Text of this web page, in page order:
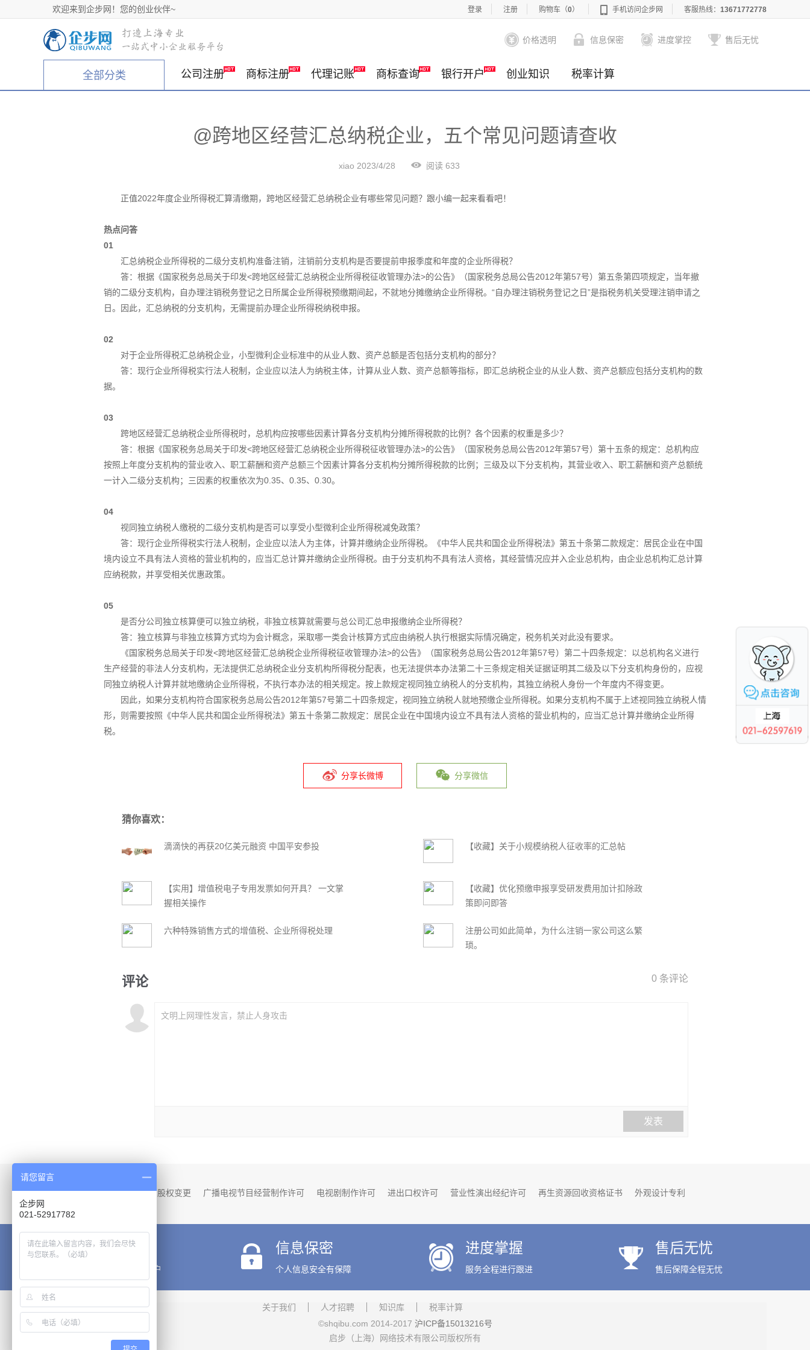
欢迎来到企步网！您的创业伙伴~ 登录 注册 购物车 （0） 手机访问企步网 客服热线： 13671772778
价格透明 信息保密 进度掌控 售后无忧
全部分类 公司注册 商标注册 代理记账 商标查询 银行开户 创业知识 税率计算
@跨地区经营汇总纳税企业，五个常见问题请查收
xiao 2023/4/28 阅读 633
正值2022年度企业所得税汇算清缴期，跨地区经营汇总纳税企业有哪些常见问题？跟小编一起来看看吧！
热点问答
01
汇总纳税企业所得税的二级分支机构准备注销，注销前分支机构是否要提前申报季度和年度的企业所得税？
答：根据《国家税务总局关于印发<跨地区经营汇总纳税企业所得税征收管理办法>的公告》（国家税务总局公告2012年第57号）第五条第四项规定，当年撤
销的二级分支机构，自办理注销税务登记之日所属企业所得税预缴期间起，不就地分摊缴纳企业所得税。“自办理注销税务登记之日”是指税务机关受理注销申请之
日。因此，汇总纳税的分支机构，无需提前办理企业所得税纳税申报。
02
对于企业所得税汇总纳税企业，小型微利企业标准中的从业人数、资产总额是否包括分支机构的部分？
答：现行企业所得税实行法人税制，企业应以法人为纳税主体，计算从业人数、资产总额等指标，即汇总纳税企业的从业人数、资产总额应包括分支机构的数
据。
03
跨地区经营汇总纳税企业所得税时，总机构应按哪些因素计算各分支机构分摊所得税款的比例？各个因素的权重是多少？
答：根据《国家税务总局关于印发<跨地区经营汇总纳税企业所得税征收管理办法>的公告》（国家税务总局公告2012年第57号）第十五条的规定：总机构应
按照上年度分支机构的营业收入、职工薪酬和资产总额三个因素计算各分支机构分摊所得税款的比例；三级及以下分支机构，其营业收入、职工薪酬和资产总额统
一计入二级分支机构；三因素的权重依次为0.35、0.35、0.30。
04
视同独立纳税人缴税的二级分支机构是否可以享受小型微利企业所得税减免政策？
答：现行企业所得税实行法人税制，企业应以法人为主体，计算并缴纳企业所得税。《中华人民共和国企业所得税法》第五十条第二款规定：居民企业在中国
境内设立不具有法人资格的营业机构的，应当汇总计算并缴纳企业所得税。由于分支机构不具有法人资格，其经营情况应并入企业总机构，由企业总机构汇总计算
应纳税款，并享受相关优惠政策。
05
是否分公司独立核算便可以独立纳税，非独立核算就需要与总公司汇总申报缴纳企业所得税？
答：独立核算与非独立核算方式均为会计概念，采取哪一类会计核算方式应由纳税人执行根据实际情况确定，税务机关对此没有要求。
《国家税务总局关于印发<跨地区经营汇总纳税企业所得税征收管理办法>的公告》（国家税务总局公告2012年第57号）第二十四条规定：以总机构名义进行
生产经营的非法人分支机构，无法提供汇总纳税企业分支机构所得税分配表，也无法提供本办法第二十三条规定相关证据证明其二级及以下分支机构身份的，应视
同独立纳税人计算并就地缴纳企业所得税，不执行本办法的相关规定。按上款规定视同独立纳税人的分支机构，其独立纳税人身份一个年度内不得变更。
因此，如果分支机构符合国家税务总局公告2012年第57号第二十四条规定，视同独立纳税人就地预缴企业所得税。如果分支机构不属于上述视同独立纳税人情
形，则需要按照《中华人民共和国企业所得税法》第五十条第二款规定：居民企业在中国境内设立不具有法人资格的营业机构的，应当汇总计算并缴纳企业所得
税。
分享长微博 分享微信
猜你喜欢：
滴滴快的再获20亿美元融资 中国平安参投 【收藏】关于小规模纳税人征收率的汇总帖
【实用】增值税电子专用发票如何开具？ 一文掌
握相关操作
【收藏】优化预缴申报享受研发费用加计扣除政
策即问即答
六种特殊销售方式的增值税、企业所得税处理
注册公司如此简单，为什么注销一家公司这么繁
琐。
评论 0 条评论
发表
热门服务： 注册资本变更 股权变更 广播电视节目经营制作许可 电视剧制作许可 进出口权许可 营业性演出经纪许可 再生资源回收资格证书
外观设计专利
公司地址变更
价格透明
明码标价不欺瞒用户
信息保密
个人信息安全有保障
进度掌握
服务全程进行跟进
售后无忧
售后保障全程无忧
关于我们 人才招聘 知识库
税率计算
©shqibu.com 2014-2017 沪ICP备15013216号
启步（上海）网络技术有限公司版权所有
请您留言
企步网
021-52917782